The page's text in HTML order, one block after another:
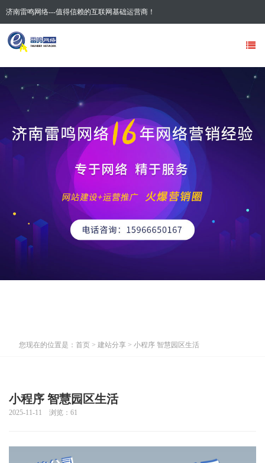
济南雷鸣网络---值得信赖的互联网基础运营商！
您现在的位置是： 首页 > 建站分享 > 小程序 智慧园区生活
小程序 智慧园区生活
2025-11-11 浏览： 61